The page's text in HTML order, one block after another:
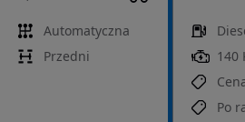
Automatyczna
Przedni
140
Po